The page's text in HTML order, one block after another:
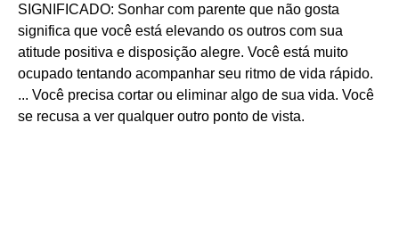
SIGNIFICADO: Sonhar com parente que não gosta
significa que você está elevando os outros com sua
atitude positiva e disposição alegre. Você está muito
ocupado tentando acompanhar seu ritmo de vida rápido.
... Você precisa cortar ou eliminar algo de sua vida. Você
se recusa a ver qualquer outro ponto de vista.